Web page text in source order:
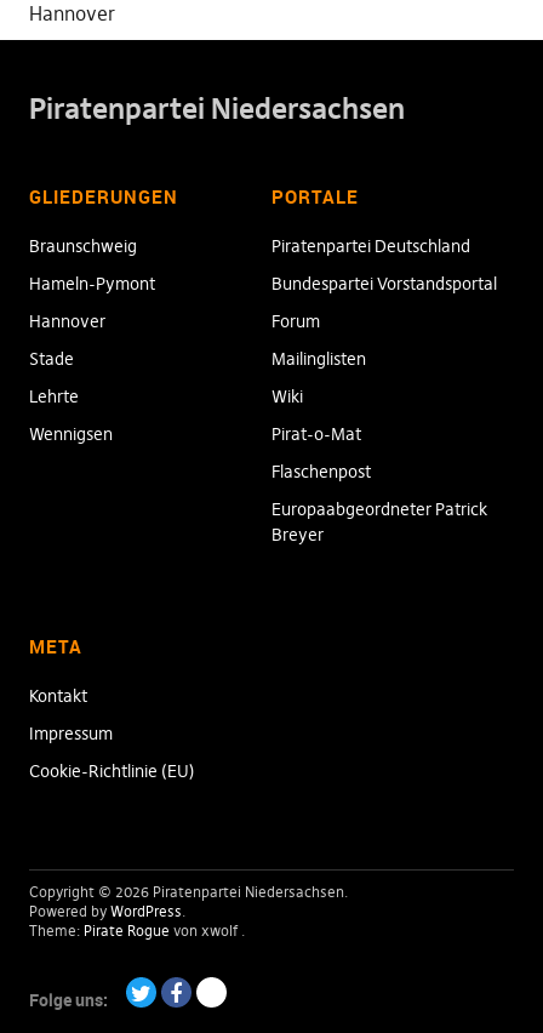
Hannover
Piratenpartei Niedersachsen
GLIEDERUNGEN
Braunschweig
Hameln-Pymont
Hannover
Stade
Lehrte
Wennigsen
PORTALE
Piratenpartei Deutschland
Bundespartei Vorstandsportal
Forum
Mailinglisten
Wiki
Pirat-o-Mat
Flaschenpost
Europaabgeordneter Patrick
Breyer
META
Kontakt
Impressum
Cookie-Richtlinie (EU)
Copyright © 2026 Piratenpartei Niedersachsen
Powered by WordPress
Theme: Pirate Rogue von xwolf
Folge uns: